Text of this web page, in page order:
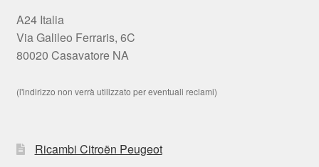
A24 Italia
Via Galileo Ferraris, 6C
80020 Casavatore NA
(l'indirizzo non verrà utilizzato per eventuali reclami)
Ricambi Citroën Peugeot